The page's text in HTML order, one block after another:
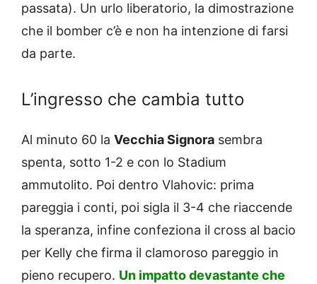
passata). Un urlo liberatorio, la dimostrazione
che il bomber c’è e non ha intenzione di farsi
da parte.
L’ingresso che cambia tutto
Al minuto 60 la Vecchia Signora sembra
spenta, sotto 1-2 e con lo Stadium
ammutolito. Poi dentro Vlahovic: prima
pareggia i conti, poi sigla il 3-4 che riaccende
la speranza, infine confeziona il cross al bacio
per Kelly che firma il clamoroso pareggio in
pieno recupero. Un impatto devastante che